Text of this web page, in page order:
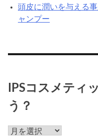
頭皮に潤いを与える
ャンプー
IPSコスメティ
う？
IPS